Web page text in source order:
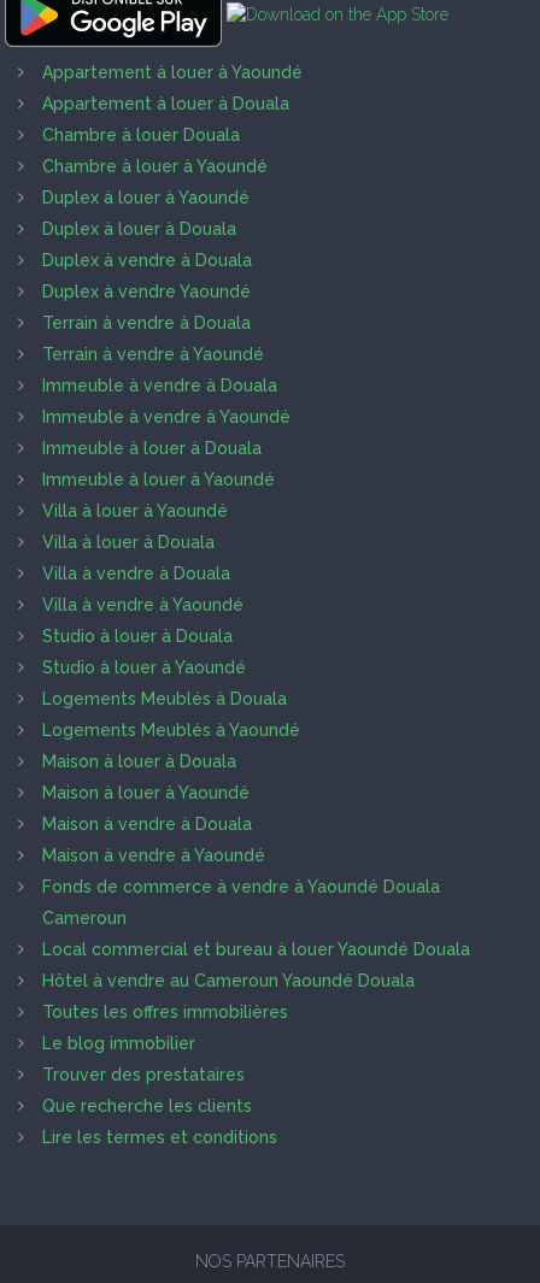
Appartement à louer à Yaoundé
Appartement à louer à Douala
Chambre à louer Douala
Chambre à louer à Yaoundé
Duplex à louer à Yaoundé
Duplex à louer à Douala
Duplex à vendre à Douala
Duplex à vendre Yaoundé
Terrain à vendre à Douala
Terrain à vendre à Yaoundé
Immeuble à vendre à Douala
Immeuble à vendre à Yaoundé
Immeuble à louer à Douala
Immeuble à louer à Yaoundé
Villa à louer à Yaoundé
Villa à louer à Douala
Villa à vendre à Douala
Villa à vendre à Yaoundé
Studio à louer à Douala
Studio à louer à Yaoundé
Logements Meublés à Douala
Logements Meublés à Yaoundé
Maison à louer à Douala
Maison à louer à Yaoundé
Maison à vendre à Douala
Maison à vendre à Yaoundé
Fonds de commerce à vendre à Yaoundé Douala
Cameroun
Local commercial et bureau à louer Yaoundé Douala
Hôtel à vendre au Cameroun Yaoundé Douala
Toutes les offres immobilières
Le blog immobilier
Trouver des prestataires
Que recherche les clients
Lire les termes et conditions
NOS PARTENAIRES